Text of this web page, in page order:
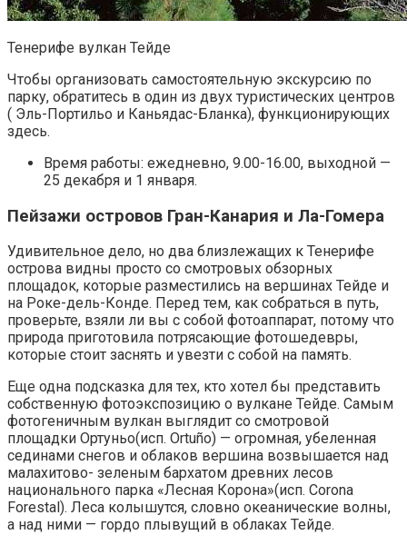
Тенерифе вулкан Тейде
Чтобы организовать самостоятельную экскурсию по
парку, обратитесь в один из двух туристических центров
( Эль-Портильо и Каньядас-Бланка), функционирующих
здесь.
Время работы: ежедневно, 9.00-16.00, выходной —
25 декабря и 1 января.
Пейзажи островов Гран-Канария и Ла-Гомера
Удивительное дело, но два близлежащих к Тенерифе
острова видны просто со смотровых обзорных
площадок, которые разместились на вершинах Тейде и
на Роке-дель-Конде. Перед тем, как собраться в путь,
проверьте, взяли ли вы с собой фотоаппарат, потому что
природа приготовила потрясающие фотошедевры,
которые стоит заснять и увезти с собой на память.
Еще одна подсказка для тех, кто хотел бы представить
собственную фотоэкспозицию о вулкане Тейде. Самым
фотогеничным вулкан выглядит со смотровой
площадки Ортуньо(исп. Ortuño) — огромная, убеленная
сединами снегов и облаков вершина возвышается над
малахитово- зеленым бархатом древних лесов
национального парка «Лесная Корона»(исп. Corona
Forestal). Леса колышутся, словно океанические волны,
а над ними — гордо плывущий в облаках Тейде.